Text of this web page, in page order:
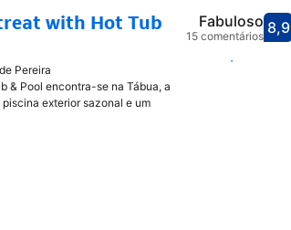
with Hot Tub
Pereira
& Pool encontra-se na Tábua, a
exterior sazonal e um
8,9
Fabuloso
15 comentários
Selecionar datas